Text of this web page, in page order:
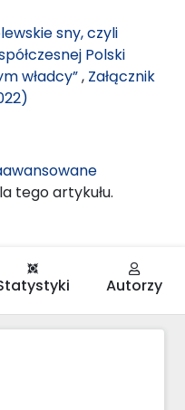
sny, czyli
Polski
władcy”, Załącznik
tego artykułu.
Autorzy